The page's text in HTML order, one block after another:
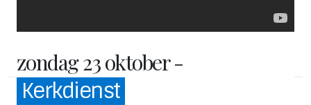
zondag 23 oktober -
Kerkdienst